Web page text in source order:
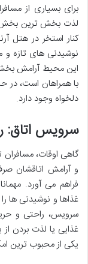
برای بسیاری از
لذت بخش ترین بخش
کنار استخر درهتل
نوشیدنی های تازه
این محیط آرامش
با همراهان است، در
دلخواه وجود دارد.
سرویس اتاق:
گاهی اوقات،
و آرامش اتاقشان
فراهم می آورد.
غذاها و نوشیدنی ها
سرویس، راحتی و
غذایی یا لذت بردن
یکی از محبوب ترین